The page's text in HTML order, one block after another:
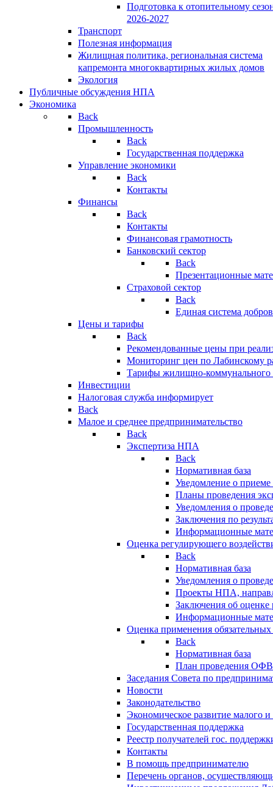
Подготовка к отопительному
2026-2027
Транспорт
Полезная информация
Жилищная политика, региональная система
капремонта многоквартирных жилых домов
Экология
Публичные обсуждения НПА
Экономика
Back
Промышленность
Back
Государственная поддержка
Управление экономики
Back
Контакты
Финансы
Back
Контакты
Финансовая грамотность
Банковский сектор
Back
Презентационные
Страховой сектор
Back
Единая система
Цены и тарифы
Back
Рекомендованные цены при
Мониторинг цен по Лабинскому
Тарифы жилищно-коммунального
Инвестиции
Налоговая служба информирует
Back
Малое и среднее предпринимательство
Back
Экспертиза НПА
Back
Нормативная база
Уведомление о
Планы проведения
Уведомления о
Заключения по
Информационные
Оценка регулирующего
Back
Нормативная база
Уведомления о
Проекты НПА,
Заключения об
Информационные
Оценка применения
Back
Нормативная база
План проведения
Заседания Совета по
Новости
Законодательство
Экономическое развитие малого и
Государственная поддержка
Реестр получателей гос.
Контакты
В помощь предпринимателю
Перечень органов,